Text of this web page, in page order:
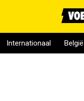
Internationaal België